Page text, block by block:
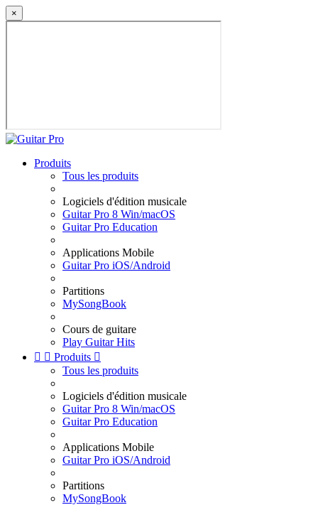
×
Produits
Tous les produits
Logiciels d'édition musicale
Guitar Pro 8 Win/macOS
Guitar Pro Education
Applications Mobile
Guitar Pro iOS/Android
Partitions
MySongBook
Cours de guitare
Play Guitar Hits
  Produits 
Tous les produits
Logiciels d'édition musicale
Guitar Pro 8 Win/macOS
Guitar Pro Education
Applications Mobile
Guitar Pro iOS/Android
Partitions
MySongBook